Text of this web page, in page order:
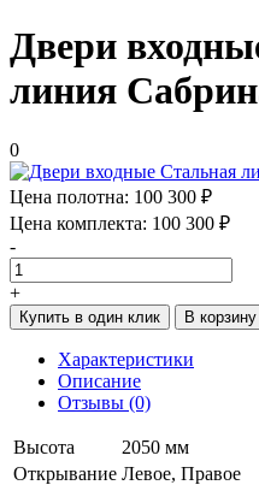
Двери
линия
0
Цена полотна: 100 300 ₽
Цена комплекта: 100 300 ₽
-
+
Купить в один клик В корзину
Характеристики
Описание
Отзывы (0)
Высота
2050 мм
Открывание Левое, Правое